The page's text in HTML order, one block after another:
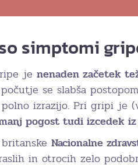
simptomi
je nenaden začetek
se slabša
izrazijo. Pri gripi je
pogost tudi izcedek
Nacionalne
in otrocih zelo